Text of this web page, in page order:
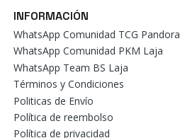
INFORMACIÓN
WhatsApp Comunidad TCG Pandora
WhatsApp Comunidad PKM Laja
WhatsApp Team BS Laja
Términos y Condiciones
Politicas de Envío
Política de reembolso
Política de privacidad